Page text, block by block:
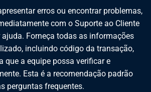
erros ou encontrar problemas,
com o Suporte ao Cliente
Forneça todas as informações
incluindo código da transação,
que a equipe possa verificar e
Esta é a recomendação padrão
perguntas frequentes.